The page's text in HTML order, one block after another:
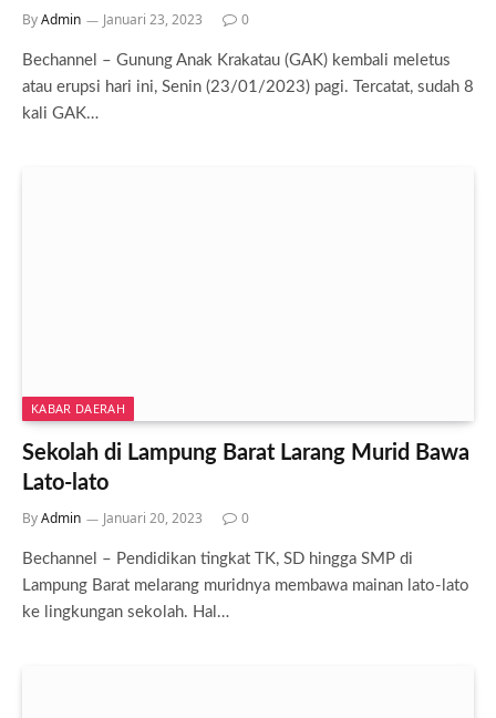
ByAdmin Januari 23, 2023 0
Bechannel – Gunung Anak Krakatau (GAK) kembali meletus
atau erupsi hari ini, Senin (23/01/2023) pagi. Tercatat, sudah 8
kali GAK…
KABAR DAERAH
Sekolah di Lampung Barat Larang Murid Bawa
Lato-lato
ByAdmin Januari 20, 2023 0
Bechannel – Pendidikan tingkat TK, SD hingga SMP di
Lampung Barat melarang muridnya membawa mainan lato-lato
ke lingkungan sekolah. Hal…